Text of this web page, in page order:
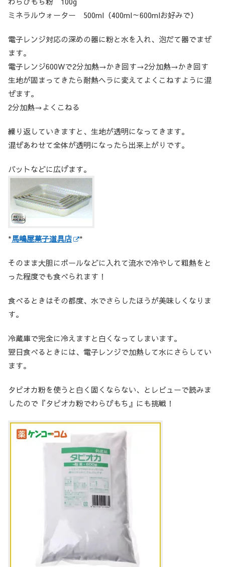
ミネラルウォーター 500ml（400ml～600mlお好みで）
電子レンジ対応の深めの器に粉と水を入れ、泡だて器でまぜ
ます。
電子レンジ600Wで2分加熱→かき回す→2分加熱→かき回す
生地が固まってきたら耐熱ヘラに変えてよくこねすように混
ぜます。
2分加熱→よくこねる
繰り返していきますと、生地が透明になってきます。
混ぜあわせて全体が透明になったら出来上がりです。
バットなどに広げます。
*馬嶋屋菓子道具店 *
そのまま大胆にボールなどに入れて流水で冷やして粗熱をと
った程度でも食べられます！
食べるときはその都度、水でさらしたほうが美味しくなりま
す。
冷蔵庫で完全に冷えますと白くなってしまいます。
翌日食べるときには、電子レンジで加熱して水にさらしてい
ます。
タピオカ粉を使うと白く固くならない、とレビューで読みま
したので『タピオカ粉でわらびもち』にも挑戦！